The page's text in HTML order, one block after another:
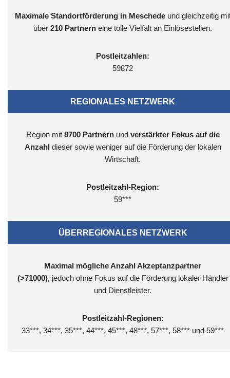
Maximale Standortförderung in Meschedeund gleichzeitig
über 210 Partnern eine tolle Vielfalt an Einlösestellen.
Postleitzahlen:
59872
REGIONALES NETZWERK
Region mit 8700 Partnernund verstärkter Fokus auf die
Anzahl dieser sowie weniger auf die Förderung der lokalen
Wirtschaft.
Postleitzahl-Region:
59***
ÜBERREGIONALES NETZWERK
Maximal mögliche Anzahl Akzeptanzpartner
(>71000), jedoch ohne Fokus auf die Förderung lokaler Händler
und Dienstleister.
Postleitzahl-Regionen:
33***, 34***, 35***, 44***, 45***, 48***, 57***, 58*** und 59***